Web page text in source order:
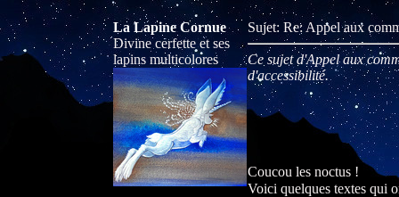
La Lapine Cornue
Divine cerfette et ses
lapins multicolores
Sujet: Re: Appel aux
Ce sujet d'Appel aux
d'accessibilité.
Coucou les noctus !
Voici quelques textes qui